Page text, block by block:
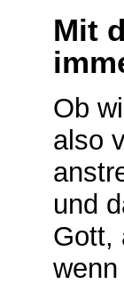
Mit
Ob
also
und
Gott,